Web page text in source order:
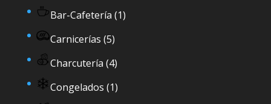
Bar-Cafetería (1)
Carnicerías (5)
Charcutería (4)
Congelados (1)